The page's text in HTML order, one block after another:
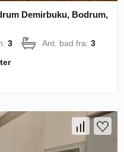
Demirbuku, Bodrum,
3 Ant. bad fra:3